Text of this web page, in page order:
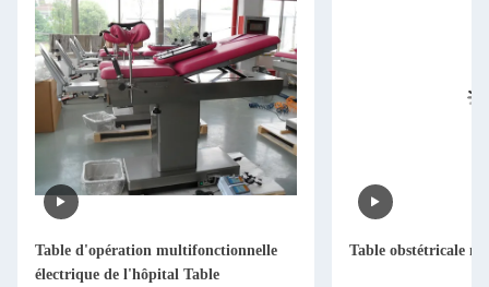
Table d'opération multifonctionnelle
électrique de l'hôpital Table
Table obstétricale